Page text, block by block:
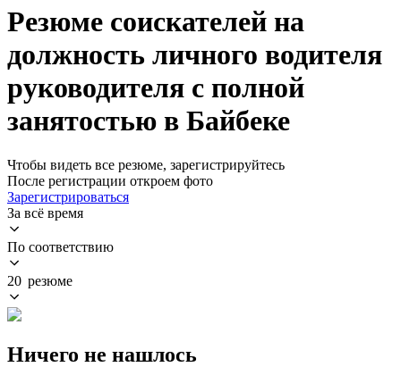
Резюме соискателей на
должность личного водителя
руководителя с полной
занятостью в Байбеке
Чтобы видеть все резюме, зарегистрируйтесь
После регистрации откроем фото
Зарегистрироваться
За всё время
По соответствию
20 резюме
Ничего не нашлось